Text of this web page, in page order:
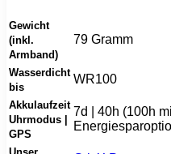
Gewicht
(inkl.
Armband)
79 Gramm
Wasserdicht
bis
WR100
Akkulaufzeit
Uhrmodus |
GPS
7d | 40h (100h